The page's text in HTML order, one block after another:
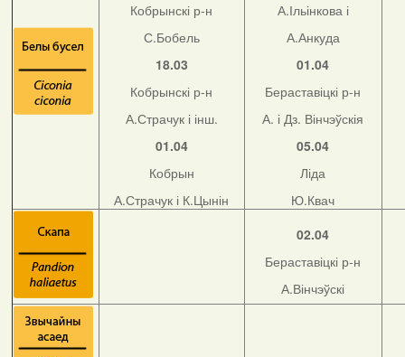
Кобрынскі р-н
С.Бобель
18.03
Кобрынскі р-н
А.Страчук і інш.
01.04
Кобрын
А.Страчук і К.Цынін
А.Ільінкова і
А.Анкуда
01.04
Бераставіцкі р-н
А. і Дз. Вінчэўскія
05.04
Ліда
Ю.Квач
02.04
Бераставіцкі р-н
А.Вінчэўскі